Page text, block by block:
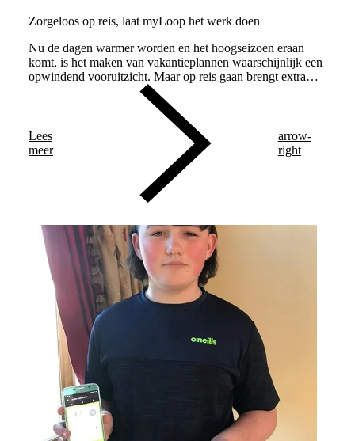
Zorgeloos op reis, laat myLoop het werk doen
Nu de dagen warmer worden en het hoogseizoen eraan
komt, is het maken van vakantieplannen waarschijnlijk een
opwindend vooruitzicht. Maar op reis gaan brengt extra
aandachtspunten met zich mee.
Lees
meer
arrow-
right